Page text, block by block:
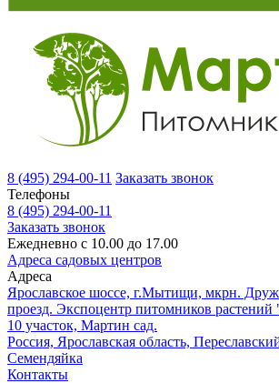
8 (495) 294-00-11 Заказать звонок
Телефоны
8 (495) 294-00-11
Заказать звонок
Ежедневно с 10.00 до 17.00
Адреса садовых центров
Адреса
Ярославское шоссе, г.Мытищи, мкрн.
проезд. Экспоцентр питомников
10 участок, Мартин сад.
Россия, Ярославская область,
Семендяйка
Контакты